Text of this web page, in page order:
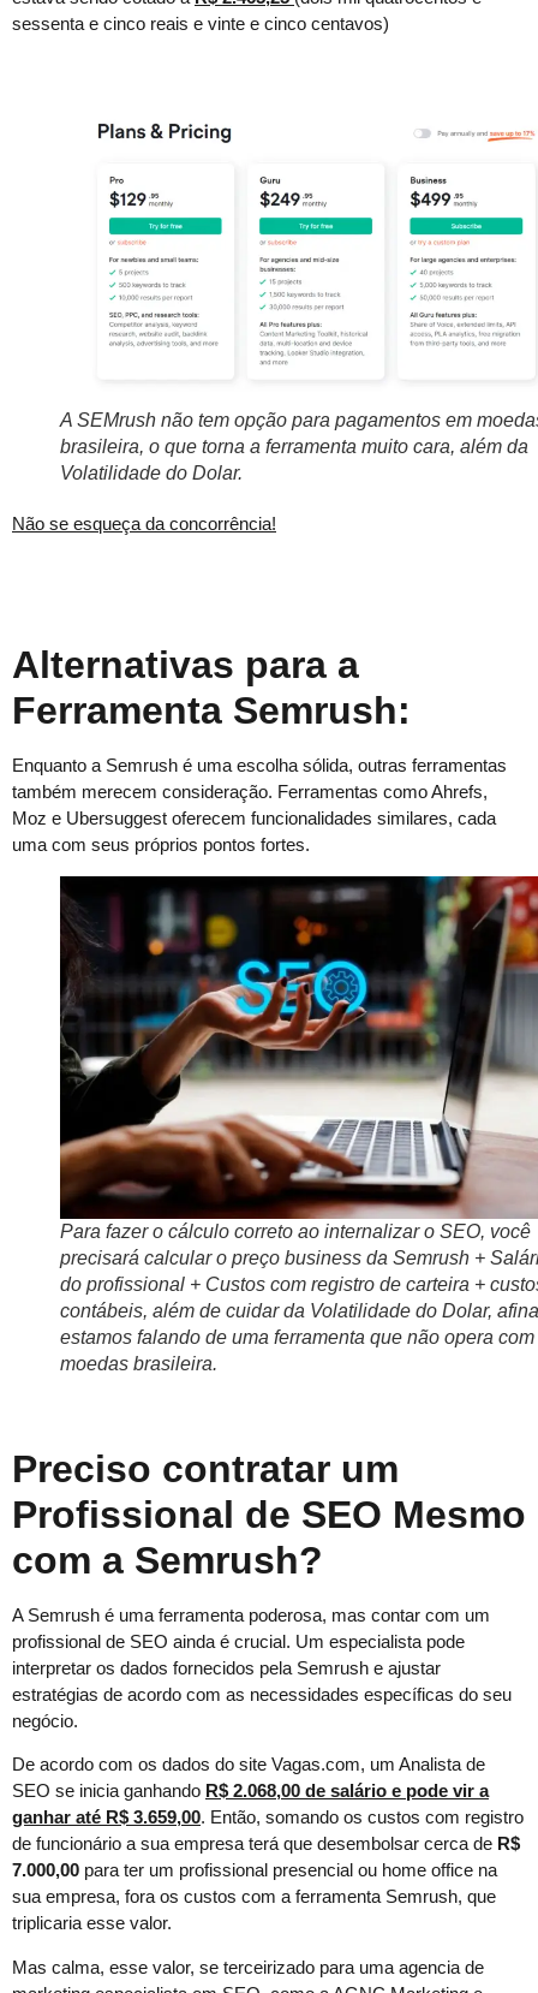
sessenta e cinco reais e vinte e cinco centavos)
A SEMrush não tem opção para pagamentos em
brasileira, o que torna a ferramenta muito cara, além da
Volatilidade do Dolar.
Não se esqueça da concorrência!
Alternativas para a
Ferramenta Semrush:
Enquanto a Semrush é uma escolha sólida, outras ferramentas
também merecem consideração. Ferramentas como Ahrefs,
Moz e Ubersuggest oferecem funcionalidades similares, cada
uma com seus próprios pontos fortes.
Para fazer o cálculo correto ao internalizar o SEO, você
precisará calcular o preço business da Semrush +
do profissional + Custos com registro de carteira +
contábeis, além de cuidar da Volatilidade do Dolar,
estamos falando de uma ferramenta que não opera com
moedas brasileira.
Preciso contratar um
Profissional de SEO Mesmo
com a Semrush?
A Semrush é uma ferramenta poderosa, mas contar com um
profissional de SEO ainda é crucial. Um especialista pode
interpretar os dados fornecidos pela Semrush e ajustar
estratégias de acordo com as necessidades específicas do seu
negócio.
De acordo com os dados do site Vagas.com, um Analista de
SEO se inicia ganhando R$ 2.068,00 de salário e pode vir a
ganhar até R$ 3.659,00. Então, somando os custos com registro
de funcionário a sua empresa terá que desembolsar cerca de R$
7.000,00 para ter um profissional presencial ou home office na
sua empresa, fora os custos com a ferramenta Semrush, que
triplicaria esse valor.
Mas calma, esse valor, se terceirizado para uma agencia de